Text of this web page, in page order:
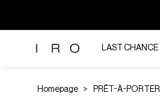
LAST CHANCE
Homepage PRÊT-À-PORTER